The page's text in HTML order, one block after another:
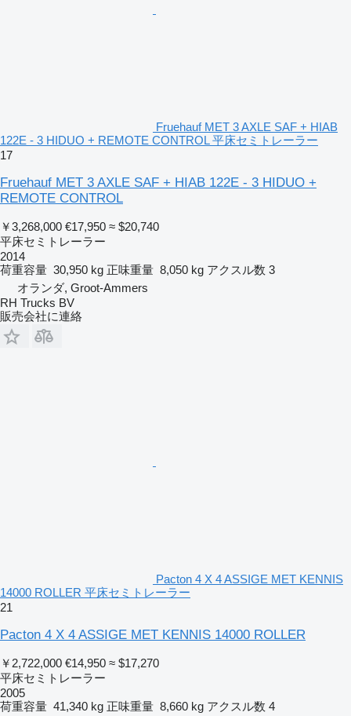
Fruehauf MET 3 AXLE SAF + HIAB
122E - 3 HIDUO + REMOTE CONTROL 平床セミトレーラー
17
Fruehauf MET 3 AXLE SAF + HIAB 122E - 3 HIDUO +
REMOTE CONTROL
￥3,268,000 €17,950 ≈ $20,740
平床セミトレーラー
2014
荷重容量 30,950 kg 正味重量 8,050 kg アクスル数 3
オランダ, Groot-Ammers
RH Trucks BV
販売会社に連絡
Pacton 4 X 4 ASSIGE MET KENNIS
14000 ROLLER 平床セミトレーラー
21
Pacton 4 X 4 ASSIGE MET KENNIS 14000 ROLLER
￥2,722,000 €14,950 ≈ $17,270
平床セミトレーラー
2005
荷重容量 41,340 kg 正味重量 8,660 kg アクスル数 4